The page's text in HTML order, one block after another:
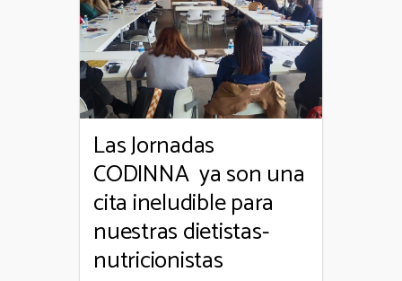
Las Jornadas
CODINNA ya son una
cita ineludible para
nuestras dietistas-
nutricionistas